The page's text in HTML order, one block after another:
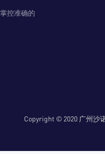
控准确的
Copyright © 2020 广州沙